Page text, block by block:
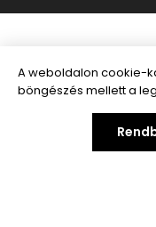
Információ
A weboldalon cookie-
böngészés mellett a